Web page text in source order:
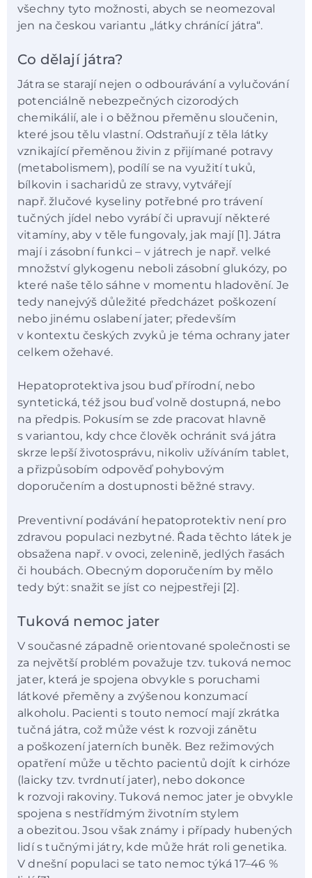
všechny tyto možnosti, abych se neomezoval
jen na českou variantu „látky chránící játra“.
Co dělají játra?
Játra se starají nejen o odbourávání a vylučování
potenciálně nebezpečných cizorodých
chemikálií, ale i o běžnou přeměnu sloučenin,
které jsou tělu vlastní. Odstraňují z těla látky
vznikající přeměnou živin z přijímané potravy
(metabolismem), podílí se na využití tuků,
bílkovin i sacharidů ze stravy, vytvářejí
např. žlučové kyseliny potřebné pro trávení
tučných jídel nebo vyrábí či upravují některé
vitamíny, aby v těle fungovaly, jak mají [1]. Játra
mají i zásobní funkci – v játrech je např. velké
množství glykogenu neboli zásobní glukózy, po
které naše tělo sáhne v momentu hladovění. Je
tedy nanejvýš důležité předcházet poškození
nebo jinému oslabení jater; především
v kontextu českých zvyků je téma ochrany jater
celkem ožehavé.
Hepatoprotektiva jsou buď přírodní, nebo
syntetická, též jsou buď volně dostupná, nebo
na předpis. Pokusím se zde pracovat hlavně
s variantou, kdy chce člověk ochránit svá játra
skrze lepší životosprávu, nikoliv užíváním tablet,
a přizpůsobím odpověď pohybovým
doporučením a dostupnosti běžné stravy.
Preventivní podávání hepatoprotektiv není pro
zdravou populaci nezbytné. Řada těchto látek je
obsažena např. v ovoci, zelenině, jedlých řasách
či houbách. Obecným doporučením by mělo
tedy být: snažit se jíst co nejpestřeji [2].
Tuková nemoc jater
V současné západně orientované společnosti se
za největší problém považuje tzv. tuková nemoc
jater, která je spojena obvykle s poruchami
látkové přeměny a zvýšenou konzumací
alkoholu. Pacienti s touto nemocí mají zkrátka
tučná játra, což může vést k rozvoji zánětu
a poškození jaterních buněk. Bez režimových
opatření může u těchto pacientů dojít k cirhóze
(laicky tzv. tvrdnutí jater), nebo dokonce
k rozvoji rakoviny. Tuková nemoc jater je obvykle
spojena s nestřídmým životním stylem
a obezitou. Jsou však známy i případy hubených
lidí s tučnými játry, kde může hrát roli genetika.
V dnešní populaci se tato nemoc týká 17–46 %